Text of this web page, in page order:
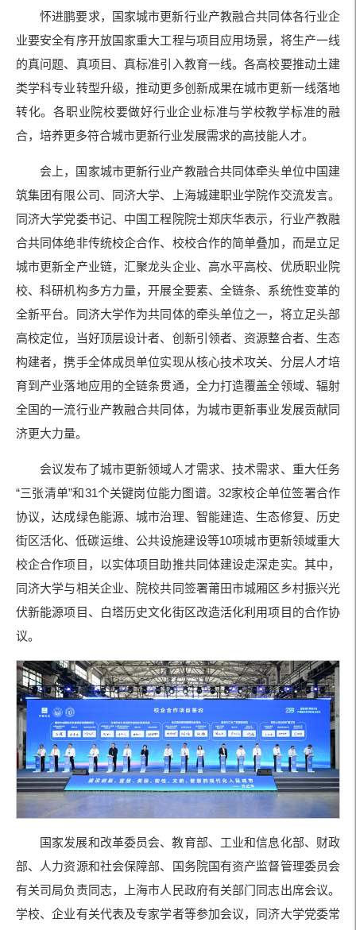
怀进鹏要求，国家城市更新行业产教融合共同体各行业企
业要安全有序开放国家重大工程与项目应用场景，将生产一线
的真问题、真项目、真标准引入教育一线。各高校要推动土建
类学科专业转型升级，推动更多创新成果在城市更新一线落地
转化。各职业院校要做好行业企业标准与学校教学标准的融
合，培养更多符合城市更新行业发展需求的高技能人才。
会上，国家城市更新行业产教融合共同体牵头单位中国建
筑集团有限公司、同济大学、上海城建职业学院作交流发言。
同济大学党委书记、中国工程院院士郑庆华表示，行业产教融
合共同体绝非传统校企合作、校校合作的简单叠加，而是立足
城市更新全产业链，汇聚龙头企业、高水平高校、优质职业院
校、科研机构多方力量，开展全要素、全链条、系统性变革的
全新平台。同济大学作为共同体的牵头单位之一，将立足头部
高校定位，当好顶层设计者、创新引领者、资源整合者、生态
构建者，携手全体成员单位实现从核心技术攻关、分层人才培
育到产业落地应用的全链条贯通，全力打造覆盖全领域、辐射
全国的一流行业产教融合共同体，为城市更新事业发展贡献同
济更大力量。
会议发布了城市更新领域人才需求、技术需求、重大任务
“三张清单”和31个关键岗位能力图谱。32家校企单位签署合作
协议，达成绿色能源、城市治理、智能建造、生态修复、历史
街区活化、低碳运维、公共设施建设等10项城市更新领域重大
校企合作项目，以实体项目助推共同体建设走深走实。其中，
同济大学与相关企业、院校共同签署莆田市城厢区乡村振兴光
伏新能源项目、白塔历史文化街区改造活化利用项目的合作协
议。
国家发展和改革委员会、教育部、工业和信息化部、财政
部、人力资源和社会保障部、国务院国有资产监督管理委员会
有关司局负责同志，上海市人民政府有关部门同志出席会议。
学校、企业有关代表及专家学者等参加会议，同济大学党委常